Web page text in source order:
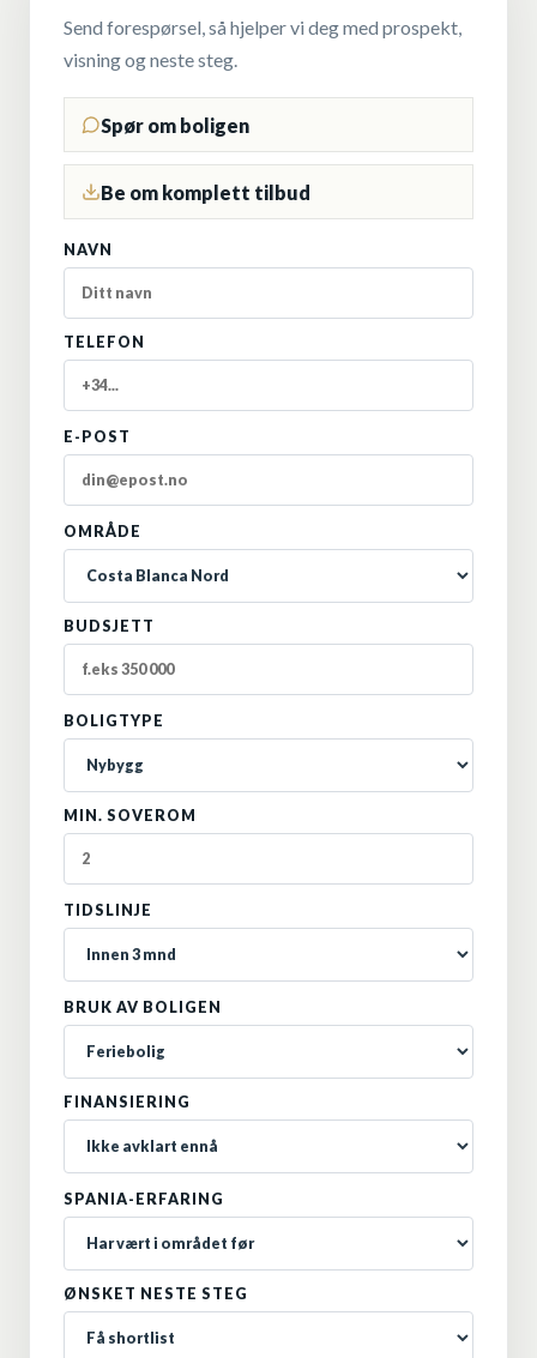
Send forespørsel, så hjelper vi deg med prospekt,
visning og neste steg.
Spør om boligen
Be om komplett tilbud
NAVN
TELEFON
E-POST
OMRÅDE
BUDSJETT
BOLIGTYPE
MIN. SOVEROM
TIDSLINJE
BRUK AV BOLIGEN
FINANSIERING
SPANIA-ERFARING
ØNSKET NESTE STEG